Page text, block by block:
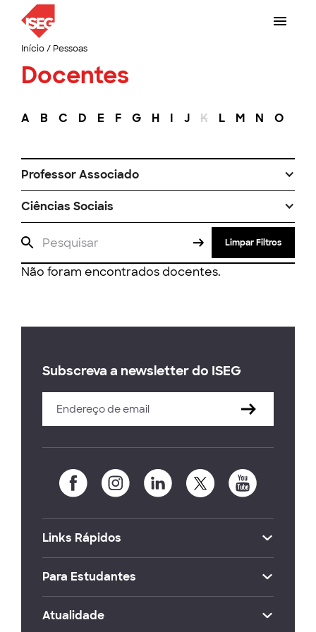
Início/ Pessoas
Docentes
A B C D E F G H I J K L M N O
Professor Associado
Ciências Sociais
Limpar Filtros
Não foram encontrados docentes.
Subscreva a newsletter do ISEG
Links Rápidos
Para Estudantes
Atualidade